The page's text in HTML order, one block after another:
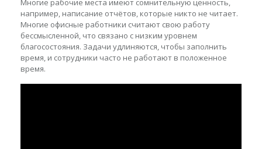
Многие рабочие места имеют сомнительную ценность,
например, написание отчётов, которые никто не читает.
Многие офисные работники считают свою работу
бессмысленной, что связано с низким уровнем
благосостояния. Задачи удлиняются, чтобы заполнить
время, и сотрудники часто не работают в положенное
время.